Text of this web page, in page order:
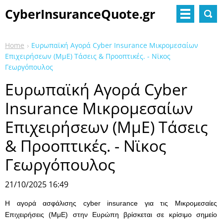
CyberInsuranceQuote.gr
Home
Ευρωπαϊκή Αγορά Cyber Insurance Μικρομεσαίων
Επιχειρήσεων (ΜμΕ) Τάσεις & Προοπτικές. - Νϊκος
Γεωργόπουλος
Ευρωπαϊκή Αγορά Cyber
Insurance Μικρομεσαίων
Επιχειρήσεων (ΜμΕ) Τάσεις
& Προοπτικές. - Νϊκος
Γεωργόπουλος
21/10/2025 16:49
H αγορά ασφάλισης cyber insurance για τις Μικρομεσαίες
Επιχειρήσεις (ΜμΕ) στην Ευρώπη βρίσκεται σε κρίσιμο σημείο